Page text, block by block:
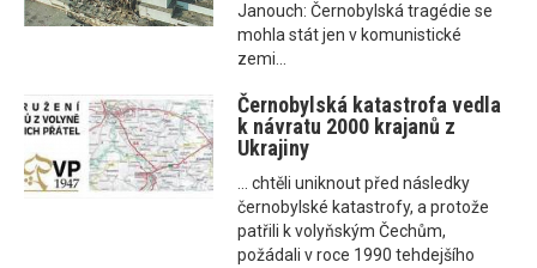
Janouch: Černobylská tragédie se
mohla stát jen v komunistické
zemi...
Černobylská katastrofa vedla
k návratu 2000 krajanů z
Ukrajiny
... chtěli uniknout před následky
černobylské katastrofy, a protože
patřili k volyňským Čechům,
požádali v roce 1990 tehdejšího